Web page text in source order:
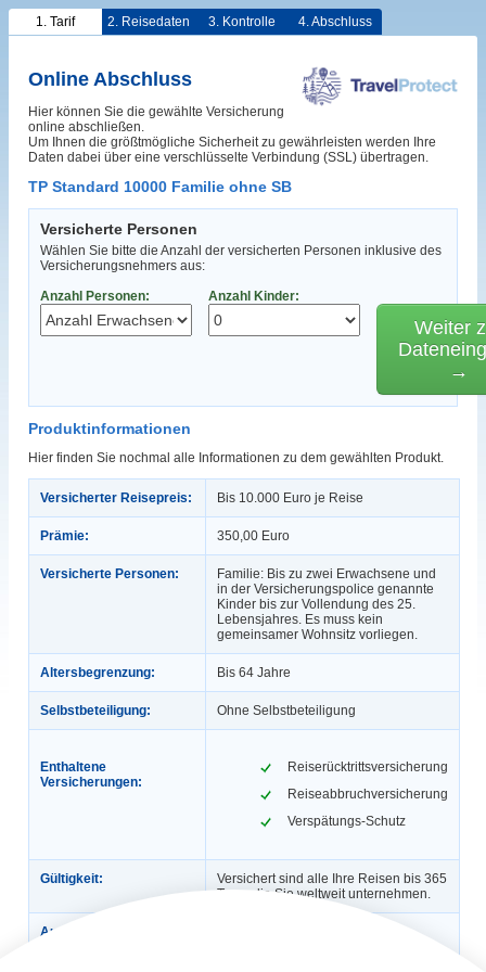
1. Tarif 2. Reisedaten 3. Kontrolle 4. Abschluss
Online Abschluss
Hier können Sie die gewählte Versicherung
online abschließen.
Um Ihnen die größtmögliche Sicherheit zu gewährleisten werden Ihre
Daten dabei über eine verschlüsselte Verbindung (SSL) übertragen.
TP Standard 10000 Familie ohne SB
Versicherte Personen
Wählen Sie bitte die Anzahl der versicherten Personen inklusive des
Versicherungsnehmers aus:
Anzahl Personen:
Anzahl Kinder:
Weiter
→
Produktinformationen
Hier finden Sie nochmal alle Informationen zu dem gewählten Produkt.
Versicherter Reisepreis: Bis 10.000 Euro je Reise
Prämie: 350,00 Euro
Versicherte Personen:
Familie: Bis zu zwei Erwachsene und
in der Versicherungspolice genannte
Kinder bis zur Vollendung des 25.
Lebensjahres. Es muss kein
gemeinsamer Wohnsitz vorliegen.
Altersbegrenzung: Bis 64 Jahre
Selbstbeteiligung: Ohne Selbstbeteiligung
Enthaltene
Versicherungen:
Reiserücktrittsversicherung
Reiseabbruchversicherung
Verspätungs-Schutz
Gültigkeit:
Versichert sind alle Ihre Reisen bis 365
Tage, die Sie weltweit unternehmen.
Automatische